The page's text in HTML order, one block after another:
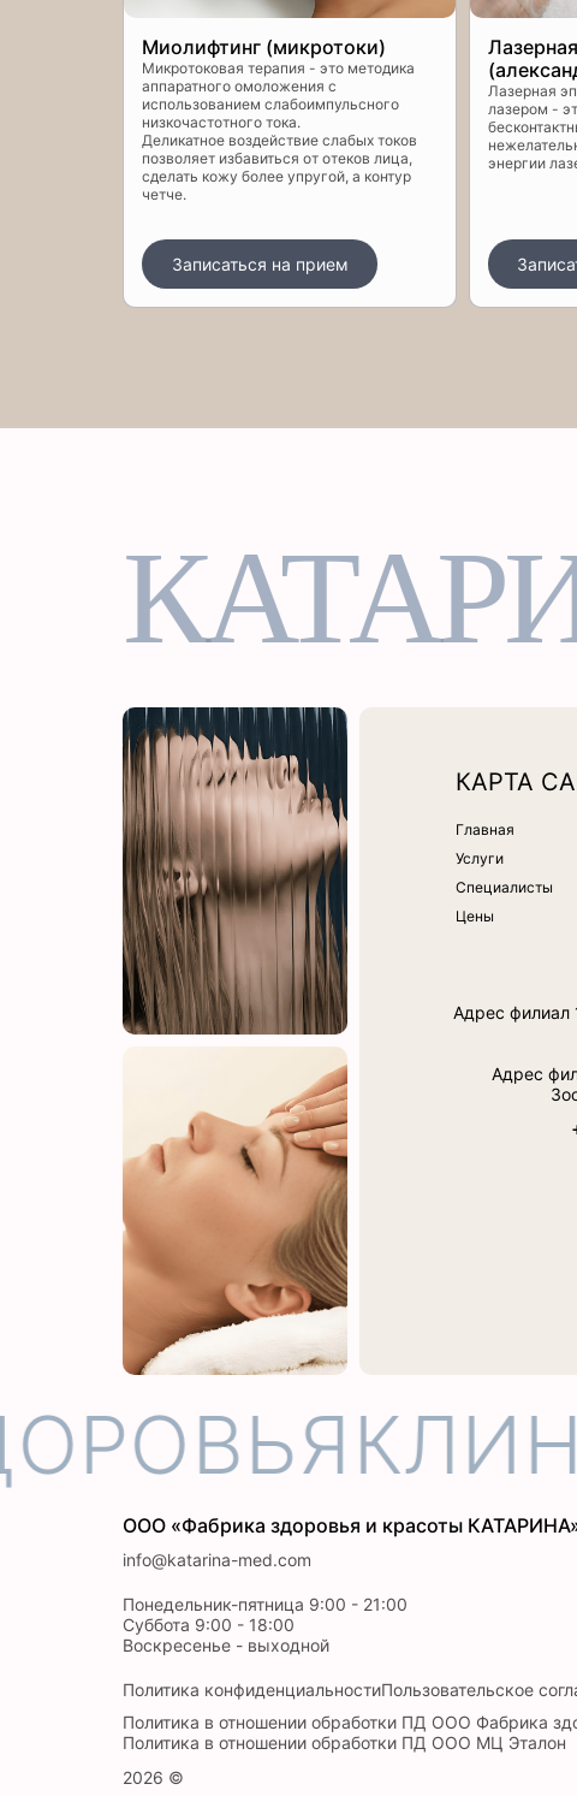
Миолифтинг (микротоки)
Микротоковая терапия - это методика
аппаратного омоложения с
использованием слабоимпульсного
низкочастотного тока.
Деликатное воздействие слабых токов
позволяет избавиться от отеков лица,
сделать кожу более упругой, а контур
четче.
Записаться на прием
Лазерная
лазером -
энергии
КАРТА
Главная
Услуги
Специалисты
Цены
Адрес филиал
Адрес
ООО «Фабрика здоровья и красоты
info@katarina-med.com
Понедельник-пятница 9:00 - 21:00
Суббота 9:00 - 18:00
Воскресенье - выходной
Политика конфиденциальностиПользовательское
Политика в отношении обработки ПД ООО Фабрика
Политика в отношении обработки ПД ООО МЦ Эталон
2026 ©